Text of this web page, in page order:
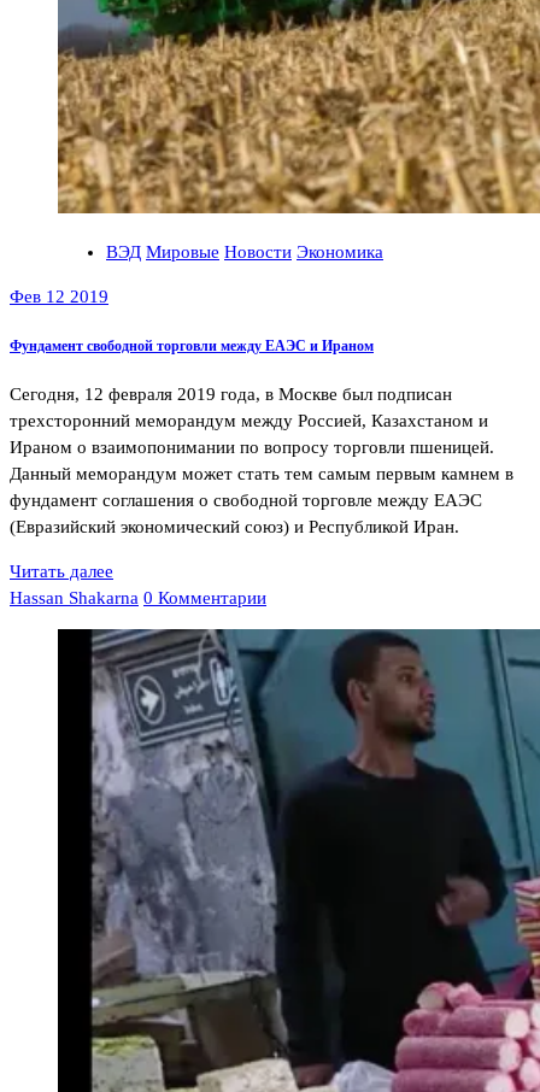
ВЭД Мировые Новости Экономика
Фев 12 2019
Фундамент свободной торговли между ЕАЭС и Ираном
Сегодня, 12 февраля 2019 года, в Москве был подписан
трехсторонний меморандум между Россией, Казахстаном и
Ираном о взаимопонимании по вопросу торговли пшеницей.
Данный меморандум может стать тем самым первым камнем в
фундамент соглашения о свободной торговле между ЕАЭС
(Евразийский экономический союз) и Республикой Иран.
Читать далее
Hassan Shakarna 0 Комментарии